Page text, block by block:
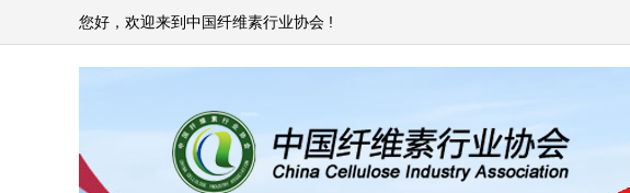
您好，欢迎来到中国纤维素行业协会 !